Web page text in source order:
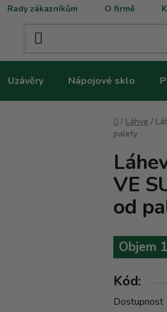
Rady zákazníkům O firmě
Uzávěry Nápojové sklo
Domů
/ Láhve /
palety
VE
od
Objem
Kód:
Dostupnost